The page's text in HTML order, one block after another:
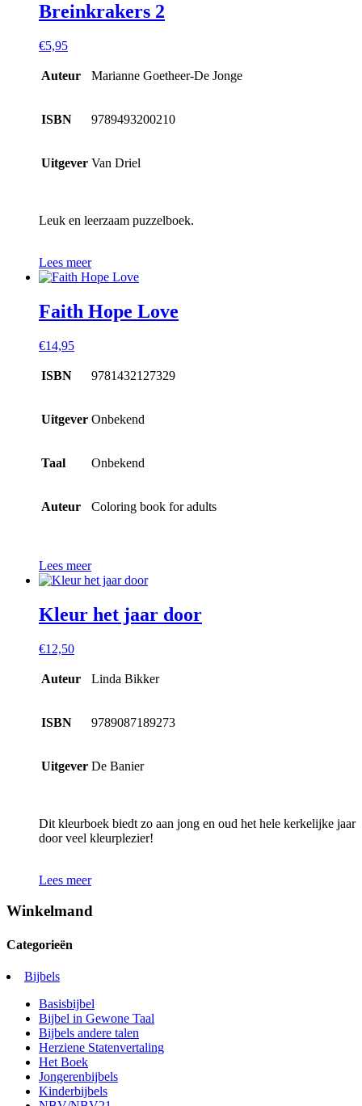
Breinkrakers 2
€5,95
Auteur Marianne Goetheer-De Jonge
ISBN 9789493200210
Uitgever Van Driel
Leuk en leerzaam puzzelboek.
Lees meer
Faith Hope Love
€14,95
ISBN 9781432127329
Uitgever Onbekend
Taal Onbekend
Auteur Coloring book for adults
Lees meer
Kleur het jaar door
€12,50
Auteur Linda Bikker
ISBN 9789087189273
Uitgever De Banier
Dit kleurboek biedt zo aan jong en oud het hele kerkelijke jaar
door veel kleurplezier!
Lees meer
Winkelmand
Categorieën
Bijbels
Basisbijbel
Bijbel in Gewone Taal
Bijbels andere talen
Herziene Statenvertaling
Het Boek
Jongerenbijbels
Kinderbijbels